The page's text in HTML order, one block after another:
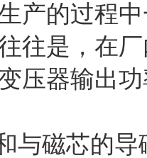
的过程中
往是，在
压器输出
磁芯的导